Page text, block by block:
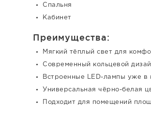
Спальня
Кабинет
Преимущества:
Мягкий тёплый свет для
Современный кольцевой
Встроенные LED-лампы уже в
Универсальная чёрно-белая
Подходит для помещений